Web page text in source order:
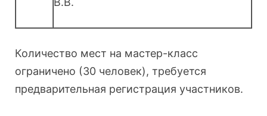
Количество мест на мастер-класс
ограничено (30 человек), требуется
предварительная регистрация участников.